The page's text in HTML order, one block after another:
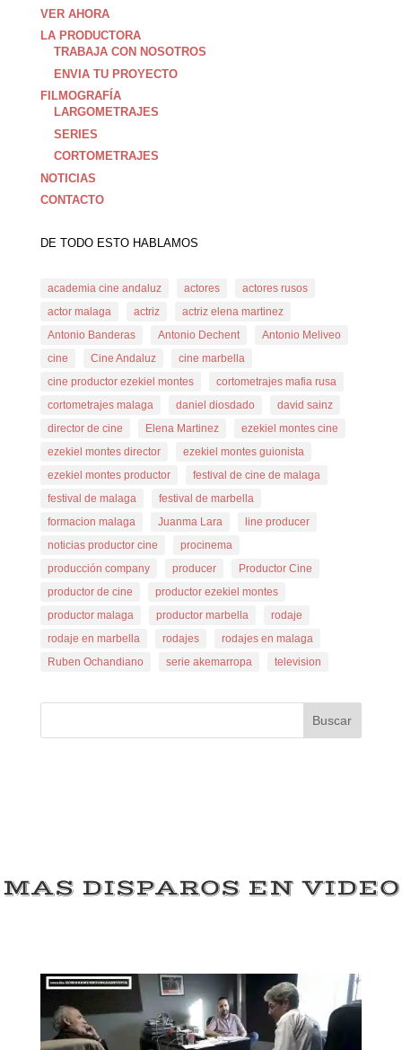
VER AHORA
LA PRODUCTORA
TRABAJA CON NOSOTROS
ENVIA TU PROYECTO
FILMOGRAFÍA
LARGOMETRAJES
SERIES
CORTOMETRAJES
NOTICIAS
CONTACTO
DE TODO ESTO HABLAMOS
academia cine andaluz actores
actores rusos
actor malaga
actriz
actriz elena martinez
Antonio Banderas
Antonio Dechent
Antonio Meliveo
cine
Cine Andaluz
cine marbella
cine productor ezekiel montes
cortometrajes mafia rusa
cortometrajes malaga
daniel diosdado
david sainz
director de cine
Elena Martinez
ezekiel montes cine
ezekiel montes director
ezekiel montes guionista
ezekiel montes productor
festival de cine de malaga
festival de malaga
festival de marbella
formacion malaga
Juanma Lara
line producer
noticias productor cine
procinema
producción company
producer
Productor Cine
productor de cine
productor ezekiel montes
productor malaga
productor marbella
rodaje
rodaje en marbella
rodajes
rodajes en malaga
Ruben Ochandiano
serie akemarropa television
Buscar
MAS DISPAROS EN VIDEO